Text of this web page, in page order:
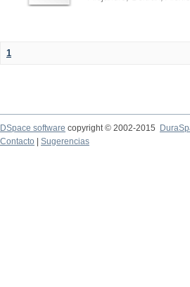
1
DSpace software copyright © 2002-2015
Contacto
Sugerencias